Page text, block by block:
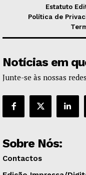
Estatuto
Política de
Notícias em
Junte-se às nossas
Sobre Nós:
Contactos